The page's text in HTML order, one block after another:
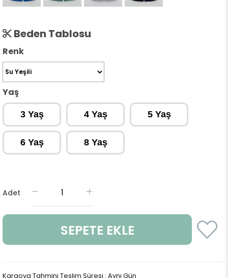
Beden Tablosu
Renk
Yaş
3 Yaş 4 Yaş 5 Yaş
6 Yaş 8 Yaş
Adet
Kargoya Tahmini Teslim Süresi : Aynı Gün